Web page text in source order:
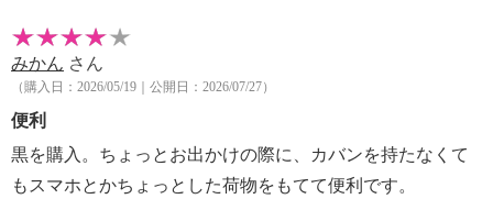
みかん さん
（購入日：2026/05/19｜公開日：2026/07/27）
便利
黒を購入。ちょっとお出かけの際に、カバンを持たなくて
もスマホとかちょっとした荷物をもてて便利です。